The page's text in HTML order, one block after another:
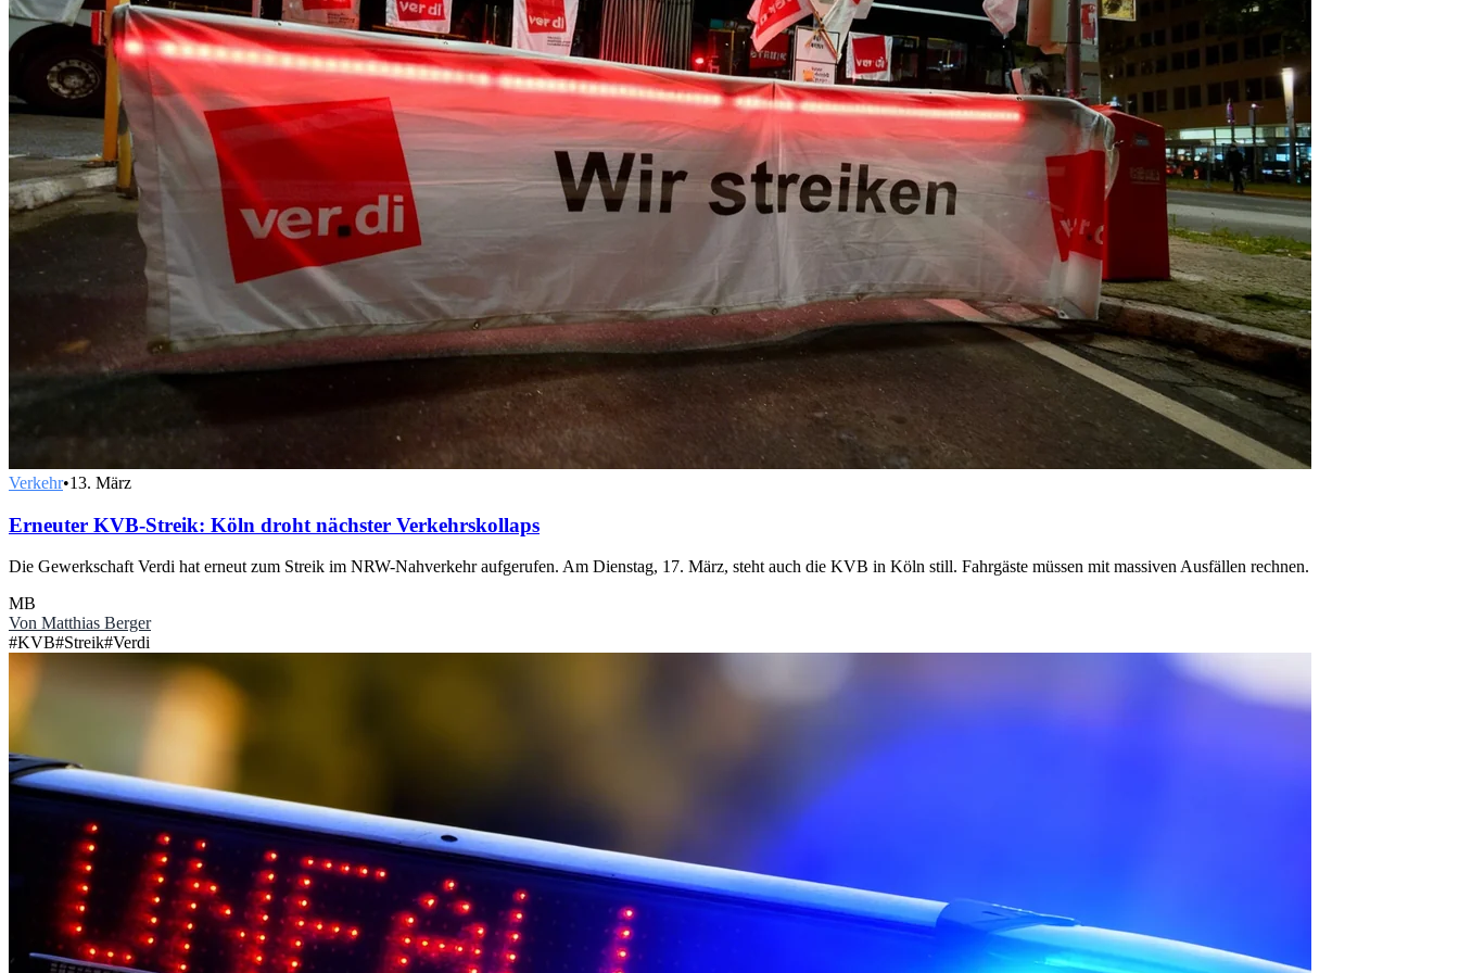
Verkehr•13. März
Erneuter KVB-Streik: Köln droht nächster Verkehrskollaps
Die Gewerkschaft Verdi hat erneut zum Streik im NRW-Nahverkehr aufgerufen. Am Dienstag, 17. März, steht auch die KVB in Köln still. Fahrgäste müssen mit massiven Ausfällen rechnen.
MB
Von Matthias Berger
#KVB#Streik#Verdi